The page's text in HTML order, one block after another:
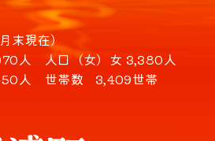
末現在）
人 人口（女） 女 3,380人
人 世帯数 3,409世帯